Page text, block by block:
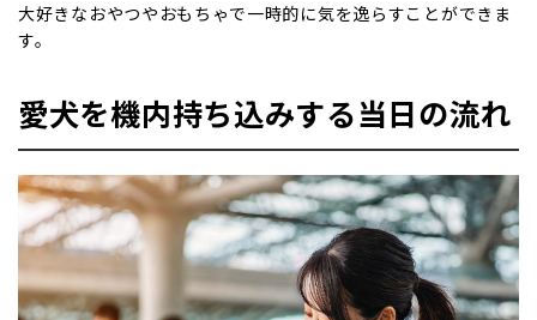
大好きなおやつやおもちゃで一時的に気を逸らすことができま
す。
愛犬を機内持ち込みする当日の流れ